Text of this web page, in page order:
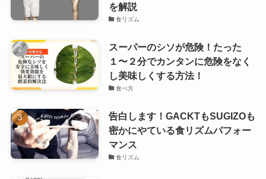
を解説
食リズム
スーパーのシソが危険！たった
１〜２分でカンタンに危険をなく
し美味しくする方法！
食べ方
告白します！GACKTもSUGIZOも
密かにやている食リズムパフォー
マンス
食リズム